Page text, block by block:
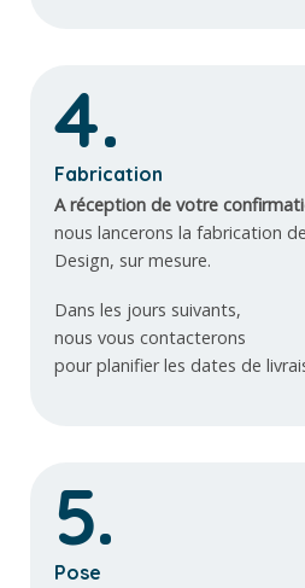
4.
Fabrication
A réception de votre
nous lancerons la fabrication
Design, sur mesure.
Dans les jours suivants,
nous vous contacterons
pour planifier les dates de
5.
Pose